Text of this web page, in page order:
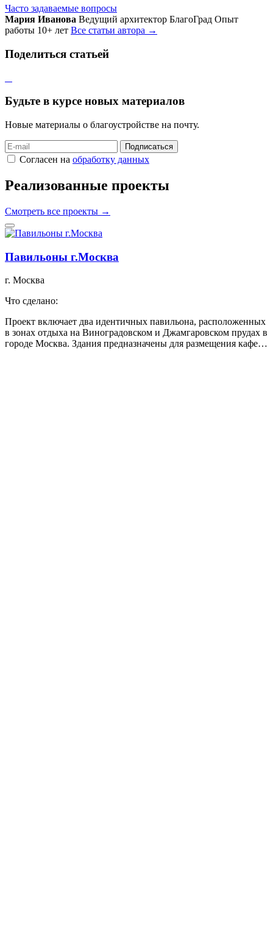
Часто задаваемые вопросы
Мария Иванова Ведущий архитектор БлагоГрад Опыт
работы 10+ лет Все статьи автора →
Поделиться статьей
Будьте в курсе новых материалов
Новые материалы о благоустройстве на почту.
Подписаться
Согласен на обработку данных
Реализованные проекты
Смотреть все проекты →
Павильоны г.Москва
г. Москва
Что сделано:
Проект включает два идентичных павильона, расположенных
в зонах отдыха на Виноградовском и Джамгаровском прудах в
городе Москва. Здания предназначены для размещения кафе…